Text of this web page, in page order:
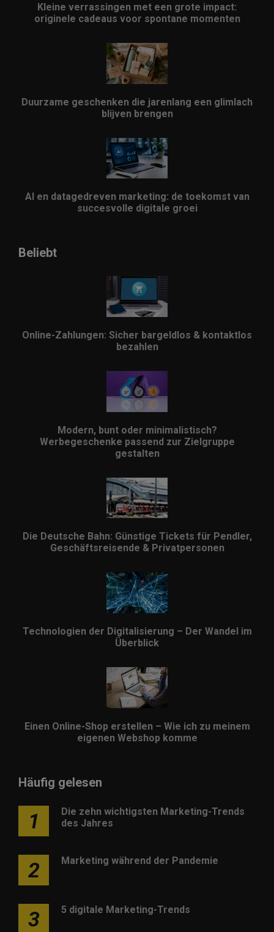
Kleine verrassingen met een grote impact:
originele cadeaus voor spontane momenten
Duurzame geschenken die jarenlang een glimlach
blijven brengen
AI en datagedreven marketing: de toekomst van
succesvolle digitale groei
Beliebt
Online-Zahlungen: Sicher bargeldlos & kontaktlos
bezahlen
Modern, bunt oder minimalistisch?
Werbegeschenke passend zur Zielgruppe
gestalten
Die Deutsche Bahn: Günstige Tickets für Pendler,
Geschäftsreisende & Privatpersonen
Technologien der Digitalisierung – Der Wandel im
Überblick
Einen Online-Shop erstellen – Wie ich zu meinem
eigenen Webshop komme
Häufig gelesen
1
Die zehn wichtigsten Marketing-Trends
des Jahres
2 Marketing während der Pandemie
3 5 digitale Marketing-Trends